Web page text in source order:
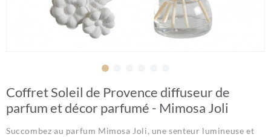
Coffret Soleil de Provence diffuseur de
parfum et décor parfumé - Mimosa Joli
Succombez au parfum Mimosa Joli, une senteur lumineuse et